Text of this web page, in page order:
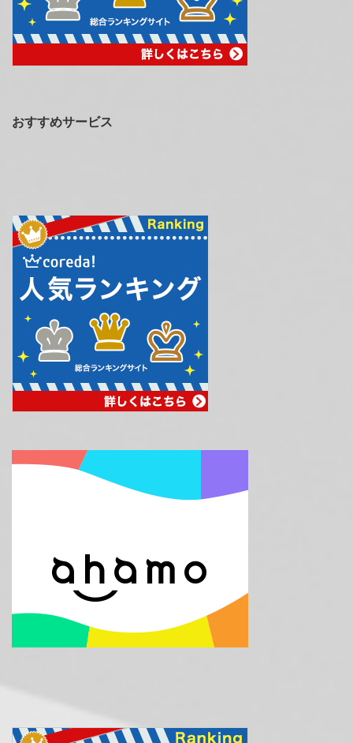
おすすめサービス